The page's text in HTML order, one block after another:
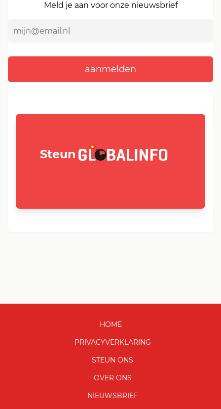
Meld je aan voor onze nieuwsbrief
Steun GLOBALINFO.nl
HOME
PRIVACYVERKLARING
STEUN ONS
OVER ONS
NIEUWSBRIEF